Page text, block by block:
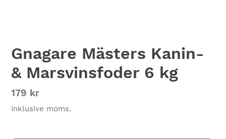
Gnagare Mästers Kanin-
& Marsvinsfoder 6 kg
Ordinarie
pris
179 kr
Inklusive moms.